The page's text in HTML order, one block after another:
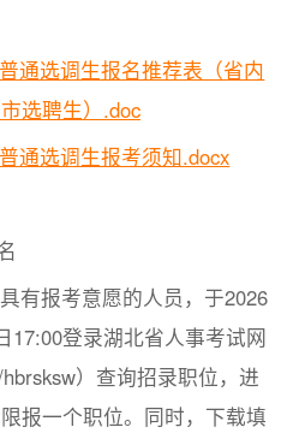
通选调生报名推荐表（省内
选聘生）.doc
通选调生报考须知.docx
有报考意愿的人员，于2026
17:00登录湖北省人事考试网
hbrsksw）查询招录职位，进
报一个职位。同时，下载填